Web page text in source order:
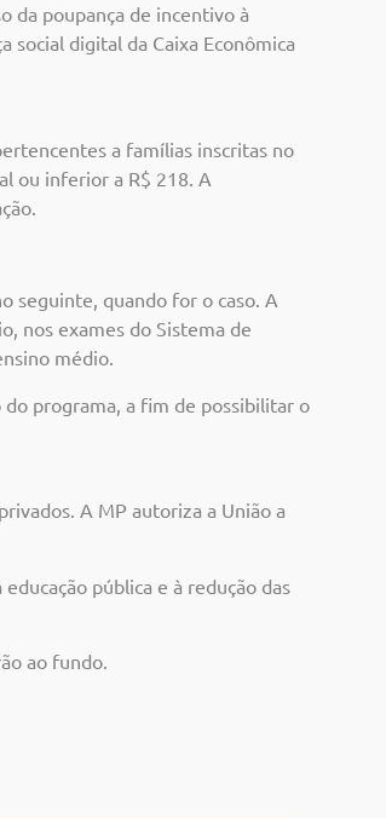
da poupança de incentivo à
social digital da Caixa Econômica
a famílias inscritas no
ou inferior a R$ 218. A
seguinte, quando for o caso. A
nos exames do Sistema de
médio.
programa, a fim de possibilitar o
A MP autoriza a União a
pública e à redução das
ao fundo.